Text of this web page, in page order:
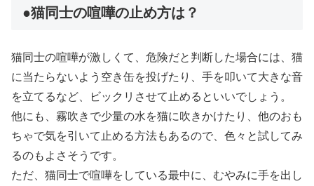
●猫同士の喧嘩の止め方は？
猫同士の喧嘩が激しくて、危険だと判断した場合には、猫
に当たらないよう空き缶を投げたり、手を叩いて大きな音
を立てるなど、ビックリさせて止めるといいでしょう。
他にも、霧吹きで少量の水を猫に吹きかけたり、他のおも
ちゃで気を引いて止める方法もあるので、色々と試してみ
るのもよさそうです。
ただ、猫同士で喧嘩をしている最中に、むやみに手を出し